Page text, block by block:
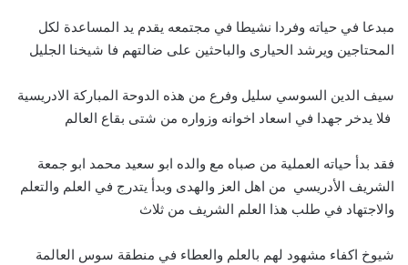
مبدعا في حياته وفردا نشيطا في مجتمعه يقدم يد المساعدة لكل
المحتاجين ويرشد الحيارى والباحثين على ضالتهم فا شيخنا الجليل
سيف الدين السوسي سليل وفرع من هذه الدوحة المباركة الادريسية
فلا يدخر جهدا في اسعاد اخوانه وزواره من شتى بقاع العالم
فقد بدأ حياته العملية من صباه مع والده ابو سعيد محمد ابو جمعة
الشريف الأدريسي من اهل العز والهدى وبدأ يتدرج في العلم والتعلم
والاجتهاد في طلب هذا العلم الشريف من ثلاث
شيوخ اكفاء مشهود لهم بالعلم والعطاء في منطقة سوس العالمة